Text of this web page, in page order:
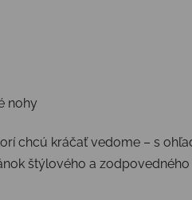
nohy
chcú kráčať vedome – s
štýlového a zodpovedného